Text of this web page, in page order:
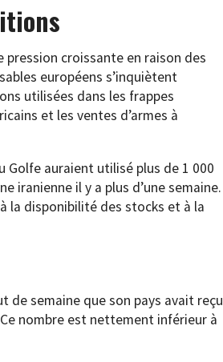
pression croissante en raison des
européens s’inquiètent
utilisées dans les frappes
et les ventes d’armes à
auraient utilisé plus de 1 000
iranienne il y a plus d’une semaine.
la disponibilité des stocks et à la
de semaine que son pays avait reçu
nombre est nettement inférieur à